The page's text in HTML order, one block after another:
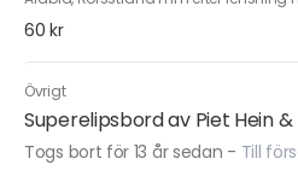
60 kr
Övrigt
Superelipsbord av Piet Hein
Togs bort för 13 år sedan - Till